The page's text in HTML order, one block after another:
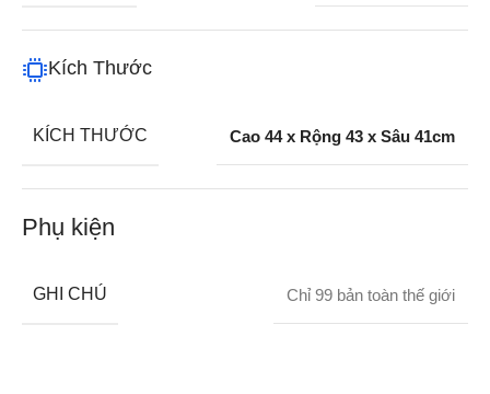
Kích Thước
KÍCH THƯỚC Cao 44 x Rộng 43 x Sâu 41cm
Phụ kiện
GHI CHÚ Chỉ 99 bản toàn thế giới